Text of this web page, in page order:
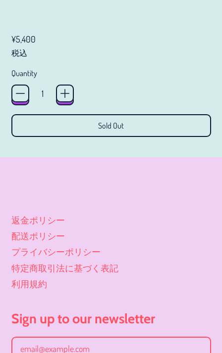
Regular price
¥5,400
税込
Quantity
Sold Out
返金ポリシー
配送ポリシー
プライバシーポリシー
特定商取引法に基づく表記
利用規約
Sign up to our newsletter
Email Address
エストニア (JPY ¥)
エチオピア (JPY ¥)
エリトリア (JPY ¥)
エルサルバドル (JPY ¥)
オマーン (JPY ¥)
オランダ (JPY ¥)
オーストリア (JPY ¥)
オーランド諸島 (JPY ¥)
カザフスタン (JPY ¥)
カタール (JPY ¥)
カメルーン (JPY ¥)
カーボベルデ (JPY ¥)